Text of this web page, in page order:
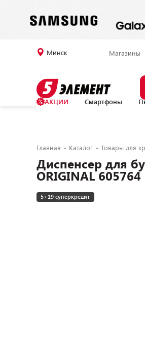
Минск Магазины
АКЦИИ Смартфоны
Главная Каталог Товары для
Диспенсер для
ORIGINAL 605764
5+19 суперкредит